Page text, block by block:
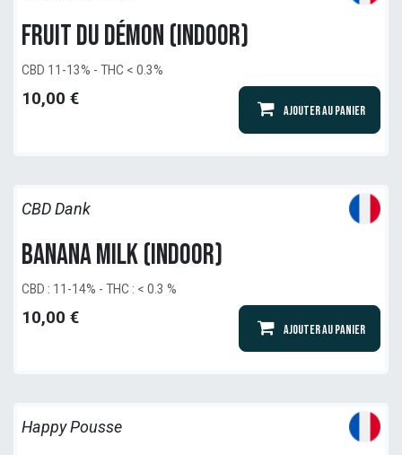
Fruit du Démon (Indoor)
CBD 11-13% - THC < 0.3%
10,00 €
Ajouter au panier
CBD Dank
Banana Milk (indoor)
CBD : 11-14% - THC : < 0.3 %
10,00 €
Ajouter au panier
Happy Pousse